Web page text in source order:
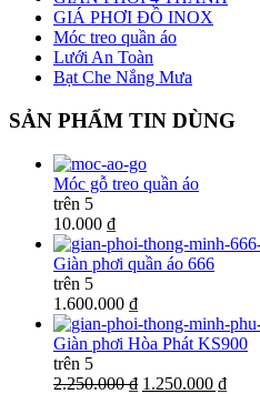
GIÁ PHƠI ĐỒ INOX
Móc treo quần áo
Lưới An Toàn
Bạt Che Nắng Mưa
SẢN PHẨM TIN DÙNG
Móc gỗ treo quần áo
trên 5
10.000 ₫
Giàn phơi quần áo 666
trên 5
1.600.000 ₫
Giàn phơi Hòa Phát KS900
trên 5
2.250.000 ₫ 1.250.000 ₫